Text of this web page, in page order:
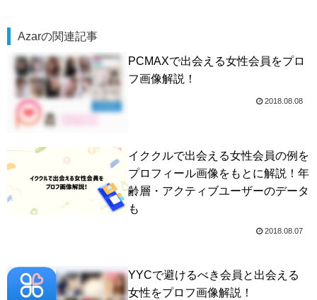
Azarの関連記事
PCMAXで出会える女性会員をプロ
フ画像解説！
2018.08.08
イククルで出会える女性会員の例を
プロフィール画像をもとに解説！年
齢層・アクティブユーザーのデータ
も
2018.08.07
YYCで避けるべき会員と出会える
女性をプロフ画像解説！